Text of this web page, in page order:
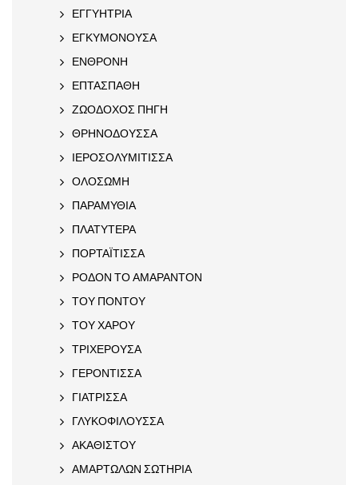
ΕΓΓΥΗΤΡΙΑ
ΕΓΚΥΜΟΝΟΥΣΑ
ΕΝΘΡΟΝΗ
ΕΠΤΑΣΠΑΘΗ
ΖΩΟΔΟΧΟΣ ΠΗΓΗ
ΘΡΗΝΟΔΟΥΣΣΑ
ΙΕΡΟΣΟΛΥΜΙΤΙΣΣΑ
ΟΛΟΣΩΜΗ
ΠΑΡΑΜΥΘΙΑ
ΠΛΑΤΥΤΕΡΑ
ΠΟΡΤΑΪΤΙΣΣΑ
ΡΟΔΟΝ ΤΟ ΑΜΑΡΑΝΤΟΝ
ΤΟΥ ΠΟΝΤΟΥ
ΤΟΥ ΧΑΡΟΥ
ΤΡΙΧΕΡΟΥΣΑ
ΓΕΡΟΝΤΙΣΣΑ
ΓΙΑΤΡΙΣΣΑ
ΓΛΥΚΟΦΙΛΟΥΣΣΑ
ΑΚΑΘΙΣΤΟΥ
ΑΜΑΡΤΩΛΩΝ ΣΩΤΗΡΙΑ